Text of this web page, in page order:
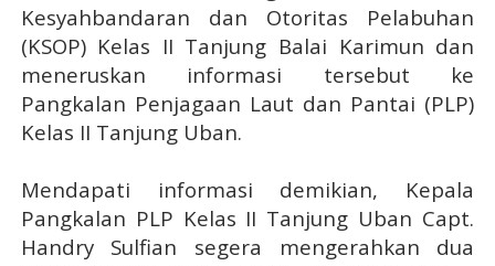
Kesyahbandaran dan Otoritas Pelabuhan
(KSOP) Kelas II Tanjung Balai Karimun dan
meneruskan informasi tersebut ke
Pangkalan Penjagaan Laut dan Pantai (PLP)
Kelas II Tanjung Uban.
Mendapati informasi demikian, Kepala
Pangkalan PLP Kelas II Tanjung Uban Capt.
Handry Sulfian segera mengerahkan dua